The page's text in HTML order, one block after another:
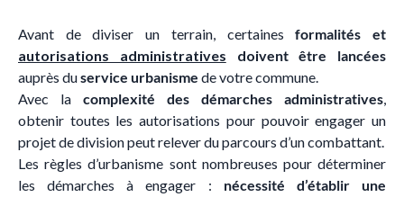
Avant de diviser un terrain, certaines formalités et
autorisations administratives doivent être lancées
auprès duservice urbanisme de votre commune.
Avec la complexité des démarches administratives,
obtenir toutes les autorisations pour pouvoir engager un
projet de division peut relever du parcours d’un combattant.
Les règles d’urbanisme sont nombreuses pour déterminer
les démarches à engager : nécessité d’établir une